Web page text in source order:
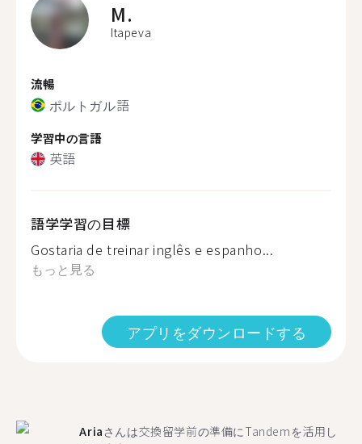
M.
Itapeva
流暢
ポルトガル語
学習中の言語
英語
語学学習の目標
Gostaria de treinar inglês e espanho...
もっと見る
アプリをダウンロードする
Aria さんは交換留学前の準備にTandemを活用し